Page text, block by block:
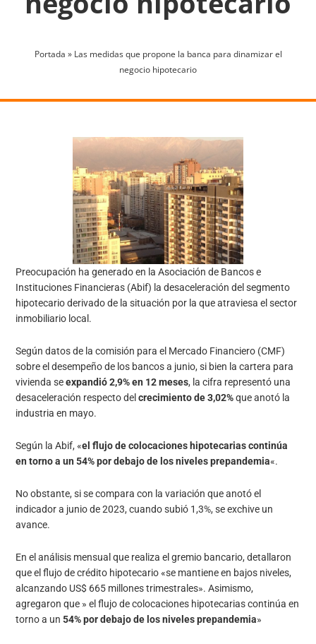
Portada » Las medidas que propone la banca para dinamizar el
negocio hipotecario
Preocupación ha generado en la Asociación de Bancos e
Instituciones Financieras (Abif) la desaceleración del segmento
hipotecario derivado de la situación por la que atraviesa el sector
inmobiliario local.
Según datos de la comisión para el Mercado Financiero (CMF)
sobre el desempeño de los bancos a junio, si bien la cartera para
vivienda seexpandió 2,9% en 12 meses, la cifra representó una
desaceleración respecto delcrecimiento de 3,02%que anotó la
industria en mayo.
Según la Abif, «el flujo de colocaciones hipotecarias continúa
en torno a un 54% por debajo de los niveles prepandemia«.
No obstante, si se compara con la variación que anotó el
indicador a junio de 2023, cuando subió 1,3%, se exchive un
avance.
En el análisis mensual que realiza el gremio bancario, detallaron
que el flujo de crédito hipotecario «se mantiene en bajos niveles,
alcanzando US$ 665 millones trimestrales». Asimismo,
agregaron que » el flujo de colocaciones hipotecarias continúa en
torno a un54% por debajo de los niveles prepandemia»